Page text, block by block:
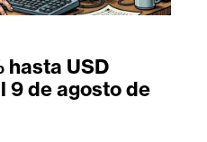
hasta USD
9 de agosto de